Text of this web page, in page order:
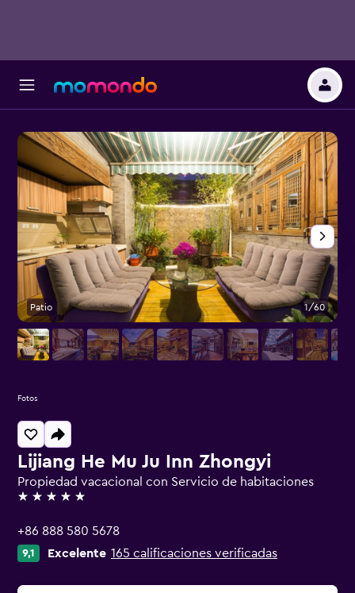
Lijiang He Mu Ju Inn Zhongyi
Propiedad vacacional con Servicio de habitaciones
5 estrellas
+86 888 580 5678
9,1 Excelente 165 calificaciones verificadas
Patio 1/60
Fotos